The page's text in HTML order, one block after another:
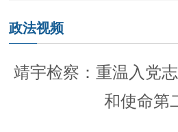
政法视频
靖宇检察：重温入党
和使命第